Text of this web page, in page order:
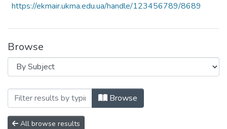
https://ekmair.ukma.edu.ua/handle/123456789/8689
Browse
Browsing 143: Історичні науки by
Browse
All browse results